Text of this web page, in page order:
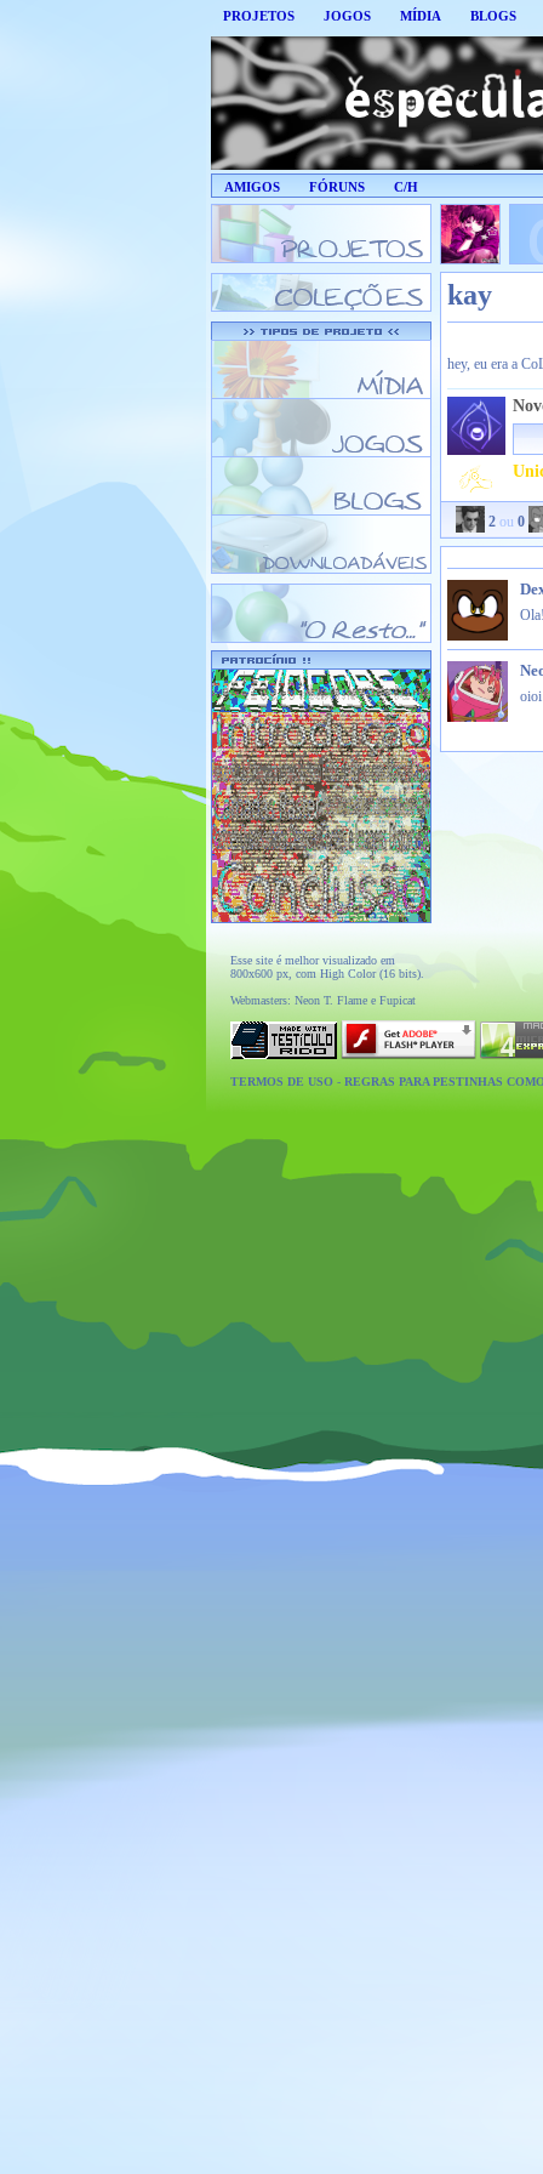
PROJETOS JOGOS MÍDIA BLOGS
AMIGOS FÓRUNS C/H
kay
hey, eu era a
2 ou 0
Esse site é melhor visualizado em
800x600 px, com High Color (16 bits).
Webmasters: Neon T. Flame e Fupicat
TERMOS DE USO- REGRAS PARA PESTINHAS